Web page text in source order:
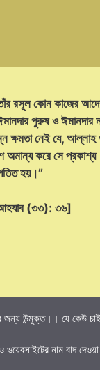
রসূল কোন কাজের
পুরুষ ও ঈমানদার
ক্ষমতা নেই যে, আল্লাহ
অমান্য করে সে প্রকাশ্য
হয়।”
(৩৩): ৩৬]
জন্য উন্মুক্ত।। যে কেউ
নাম বাদ